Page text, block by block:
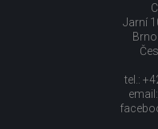
Jarní
tel.:
email: